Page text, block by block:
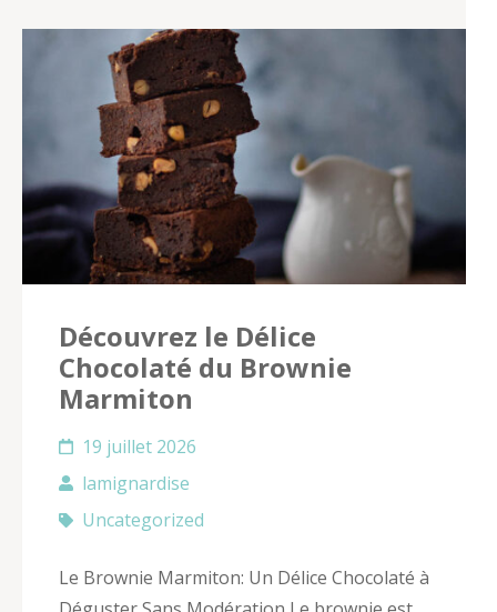
Découvrez le Délice
Chocolaté du Brownie
Marmiton
19 juillet 2026
lamignardise
Uncategorized
Le Brownie Marmiton: Un Délice Chocolaté à